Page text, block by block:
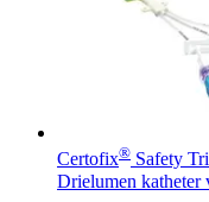
Certofix® Safety
Drielumen katheter